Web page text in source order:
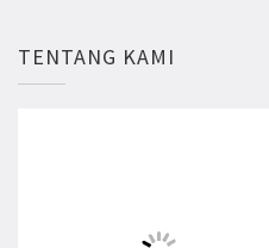
TENTANG KAMI